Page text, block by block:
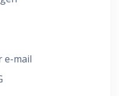
e-mail